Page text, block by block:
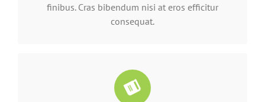
finibus. Cras bibendum nisi at eros efficitur
consequat.